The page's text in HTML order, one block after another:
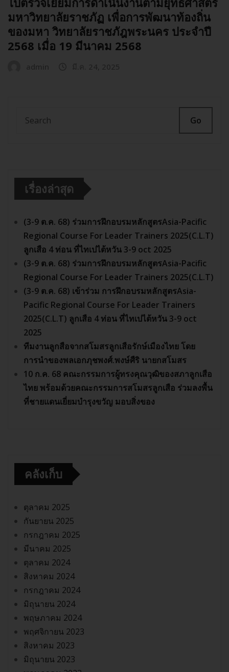
มหาวิทยาลัยราชภัฏ เพื่อการพัฒนาท้องถิ่น
ของมหา วิทยาลัยราชภัฎพระนคร ประจำปี
2568 เมื่อ 19 มีนาคม 2568
Go
เรื่องล่าสุด
(3-9 ต.ค. 68) ร่วมการฝึกอบรมหลักสูตรAsia-Pacific
Regional Course For Leader Trainers 2025(C.L.T)
ลูกเสือ 4 ท่อน ที่ไทเปไต้หวัน 3-9 oct 2025
(3-9 ต.ค. 68) ร่วมการฝึกอบรมหลักสูตรAsia-Pacific
Regional Course For Leader Trainers 2025(C.L.T)
(3-9 ต.ค. 68) เข้าร่วม การฝึกอบรมหลักสูตรAsia-
Pacific Regional Course For Leader Trainers
2025(C.L.T) ลูกเสือ 4 ท่อน ที่ไทเปไต้หวัน 3-9 oct
2025
ทีมงานลูกสือจากสโมสรลูกเสือรักษ์เมืองไทย โดย
การนำของพลเอกภุชพงศ์.พงษ์ศืริ นายกสโมสร
10 ก.ค. 68 คณะกรรมการผู้ทรงคุณวุฒิของสภาลูกเสือ
ไทย พร้อมด้วยคณะกรรมการสโมสรลูกเสือ ร่วมลงพื้น
ที่ชายแดนเยี่ยมบำรุงขวัญ มอบสิ่งของ
คลังเก็บ
ตุลาคม 2025
กันยายน 2025
กรกฎาคม 2025
มีนาคม 2025
ตุลาคม 2024
สิงหาคม 2024
กรกฎาคม 2024
มิถุนายน 2024
พฤษภาคม 2024
พฤศจิกายน 2023
สิงหาคม 2023
มิถุนายน 2023